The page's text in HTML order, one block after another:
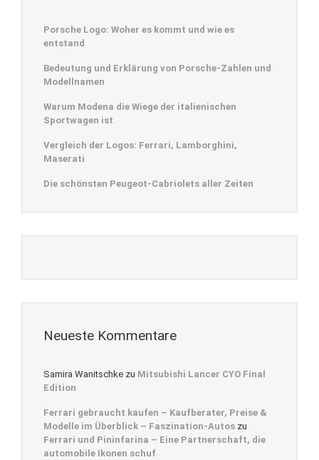
Porsche Logo: Woher es kommt und wie es
entstand
Bedeutung und Erklärung von Porsche-Zahlen und
Modellnamen
Warum Modena die Wiege der italienischen
Sportwagen ist
Vergleich der Logos: Ferrari, Lamborghini,
Maserati
Die schönsten Peugeot-Cabriolets aller Zeiten
Neueste Kommentare
Samira Wanitschke zu Mitsubishi Lancer CYO Final
Edition
Ferrari gebraucht kaufen – Kaufberater, Preise &
Modelle im Überblick – Faszination-Autos zu
Ferrari und Pininfarina – Eine Partnerschaft, die
automobile Ikonen schuf